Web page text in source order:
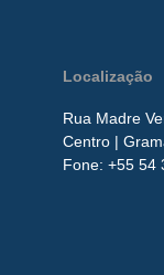
Localização
Rua Madre
Centro |
​Fone: +55 54